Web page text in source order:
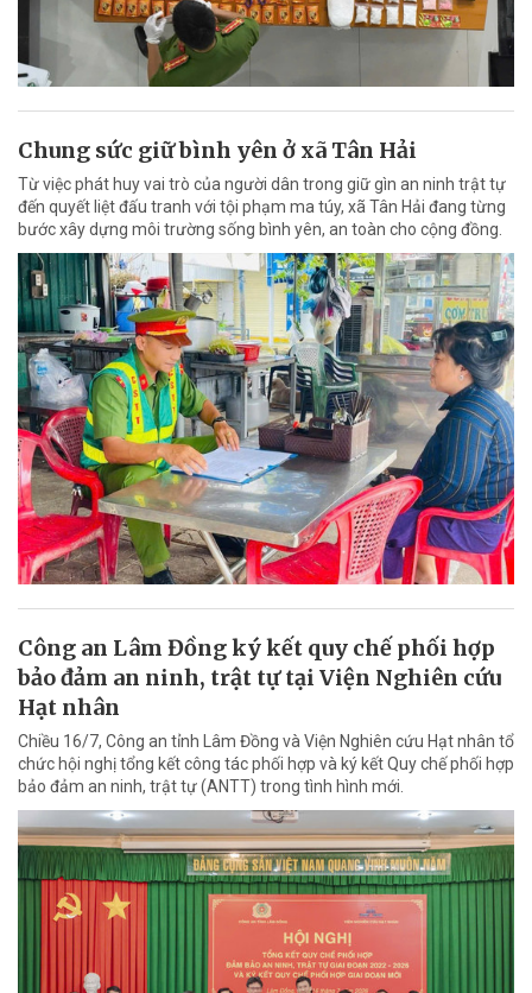
Chung sức giữ bình yên ở xã Tân Hải
Từ việc phát huy vai trò của người dân trong giữ gìn an ninh trật tự
đến quyết liệt đấu tranh với tội phạm ma túy, xã Tân Hải đang từng
bước xây dựng môi trường sống bình yên, an toàn cho cộng đồng.
Công an Lâm Đồng ký kết quy chế phối hợp
bảo đảm an ninh, trật tự tại Viện Nghiên cứu
Hạt nhân
Chiều 16/7, Công an tỉnh Lâm Đồng và Viện Nghiên cứu Hạt nhân tổ
chức hội nghị tổng kết công tác phối hợp và ký kết Quy chế phối hợp
bảo đảm an ninh, trật tự (ANTT) trong tình hình mới.